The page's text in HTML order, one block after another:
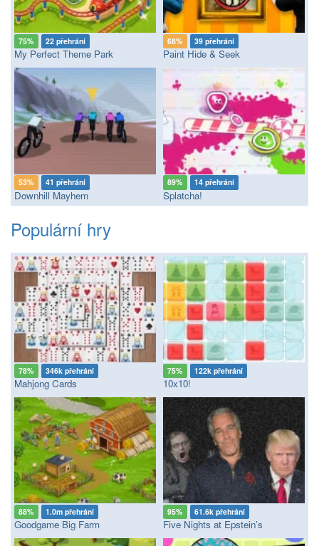
75% 22 přehrání
My Perfect Theme Park
68% 39 přehrání
Paint Hide & Seek
53% 41 přehrání
Downhill Mayhem
89% 14 přehrání
Splatcha!
Populární hry
78% 346k přehrání
Mahjong Cards
75% 122k přehrání
10x10!
88% 1.0m přehrání
Goodgame Big Farm
95% 61.6k přehrání
Five Nights at Epstein’s